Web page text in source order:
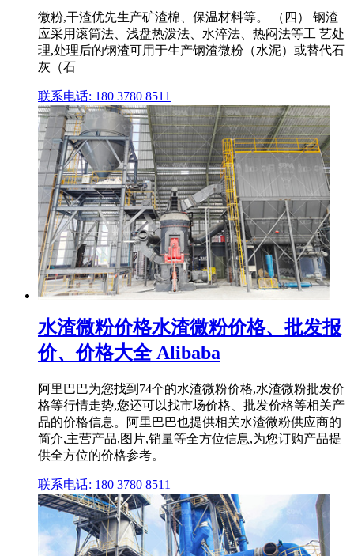
微粉,干渣优先生产矿渣棉、保温材料等。 （四） 钢渣
应采用滚筒法、浅盘热泼法、水淬法、热闷法等工 艺处
理,处理后的钢渣可用于生产钢渣微粉（水泥）或替代石
灰（石
联系电话: 180 3780 8511
水渣微粉价格水渣微粉价格、批发报
价、价格大全 Alibaba
阿里巴巴为您找到74个的水渣微粉价格,水渣微粉批发价
格等行情走势,您还可以找市场价格、批发价格等相关产
品的价格信息。阿里巴巴也提供相关水渣微粉供应商的
简介,主营产品,图片,销量等全方位信息,为您订购产品提
供全方位的价格参考。
联系电话: 180 3780 8511